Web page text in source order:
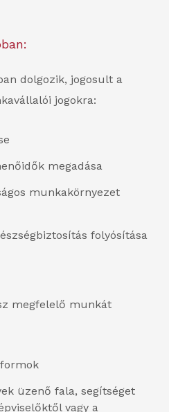
dolgozik, jogosult a
jogokra:
megadása
munkakörnyezet
folyósítása
megfelelő munkát
üzenő fala, segítséget
vagy a